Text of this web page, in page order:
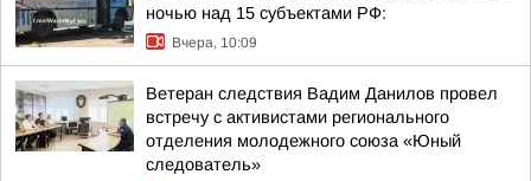
ночью над 15 субъектами РФ:
Вчера, 10:09
Ветеран следствия Вадим Данилов провел
встречу с активистами регионального
отделения молодежного союза «Юный
следователь»